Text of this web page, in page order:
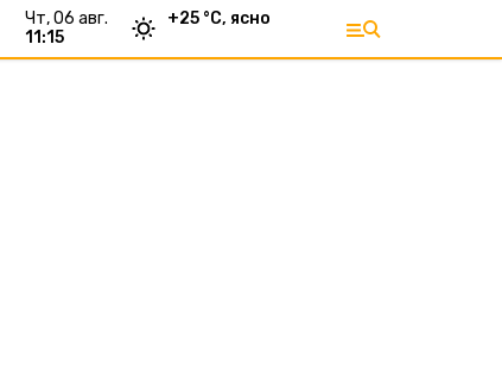
чт, 06 авг.
11:15
+25 °С, ясно